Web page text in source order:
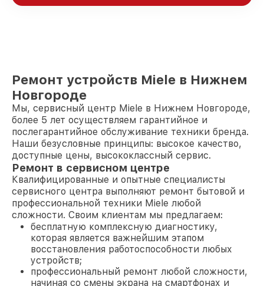
Ремонт устройств Miele в Нижнем
Новгороде
Мы, сервисный центр Miele в Нижнем Новгороде,
более 5 лет осуществляем гарантийное и
послегарантийное обслуживание техники бренда.
Наши безусловные принципы: высокое качество,
доступные цены, высококлассный сервис.
Ремонт в сервисном центре
Квалифицированные и опытные специалисты
сервисного центра выполняют ремонт бытовой и
профессиональной техники Miele любой
сложности. Своим клиентам мы предлагаем:
бесплатную комплексную диагностику,
которая является важнейшим этапом
восстановления работоспособности любых
устройств;
профессиональный ремонт любой сложности,
начиная со смены экрана на смартфонах и